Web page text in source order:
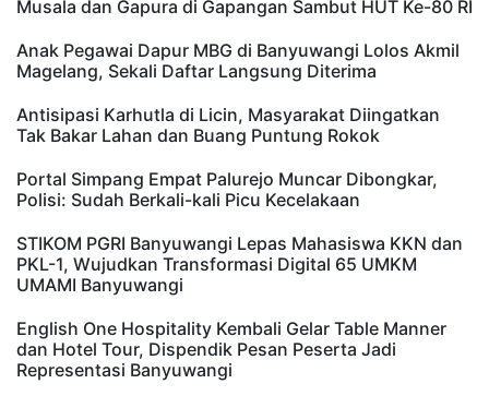
Musala dan Gapura di Gapangan Sambut HUT Ke-80 RI
Anak Pegawai Dapur MBG di Banyuwangi Lolos Akmil
Magelang, Sekali Daftar Langsung Diterima
Antisipasi Karhutla di Licin, Masyarakat Diingatkan
Tak Bakar Lahan dan Buang Puntung Rokok
Portal Simpang Empat Palurejo Muncar Dibongkar,
Polisi: Sudah Berkali-kali Picu Kecelakaan
STIKOM PGRI Banyuwangi Lepas Mahasiswa KKN dan
PKL-1, Wujudkan Transformasi Digital 65 UMKM
UMAMI Banyuwangi
English One Hospitality Kembali Gelar Table Manner
dan Hotel Tour, Dispendik Pesan Peserta Jadi
Representasi Banyuwangi